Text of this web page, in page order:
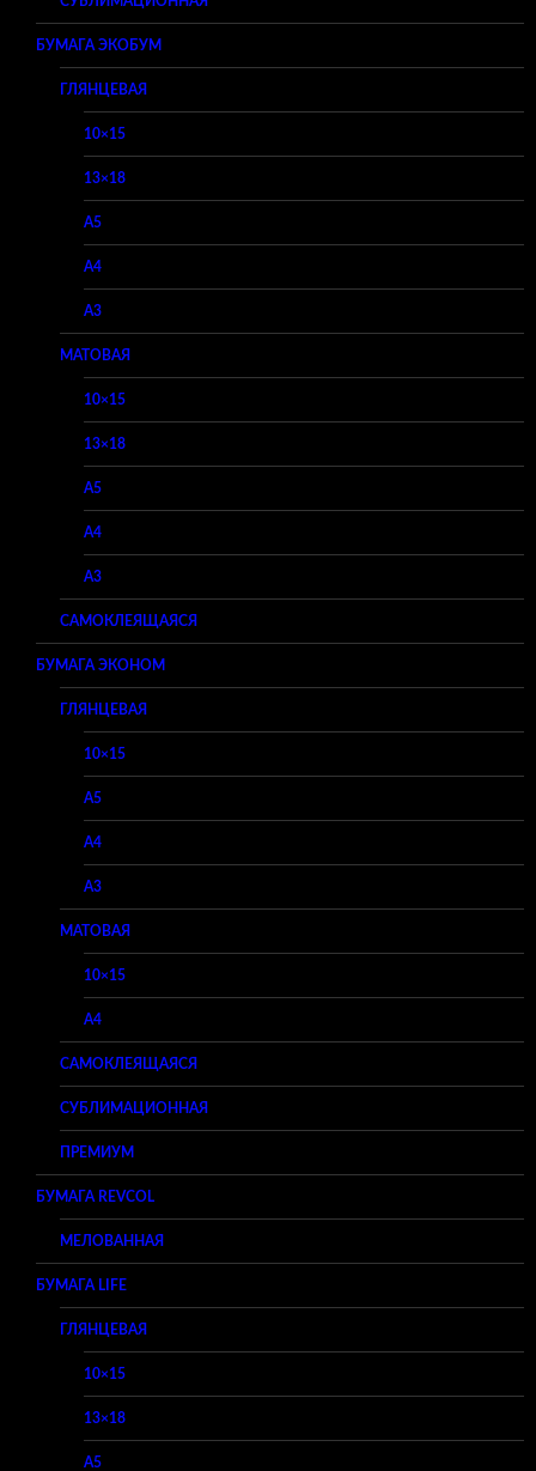
БУМАГА ЭКОБУМ
ГЛЯНЦЕВАЯ
10×15
13×18
A5
A4
A3
МАТОВАЯ
10×15
13×18
A5
A4
A3
САМОКЛЕЯЩАЯСЯ
БУМАГА ЭКОНОМ
ГЛЯНЦЕВАЯ
10×15
A5
A4
A3
МАТОВАЯ
10×15
A4
САМОКЛЕЯЩАЯСЯ
СУБЛИМАЦИОННАЯ
ПРЕМИУМ
БУМАГА REVCOL
МЕЛОВАННАЯ
БУМАГА LIFE
ГЛЯНЦЕВАЯ
10×15
13×18
A5